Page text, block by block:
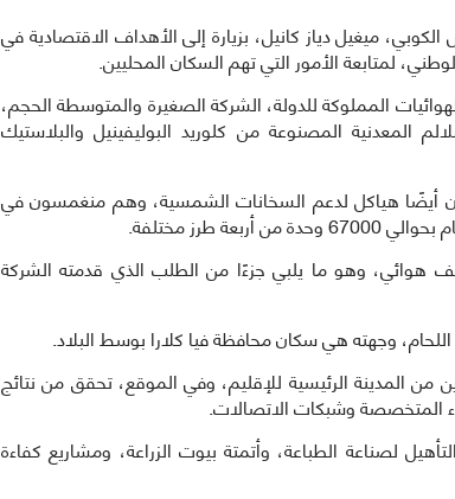
قام الرئيس الكوبي، ميغيل دياز كانيل، بزيارة إلى الأهداف الاقتصادية في
لمتابعة الأمور التي تهم السكان المحليين.
المملوكة للدولة، الشركة الصغيرة والمتوسطة الحجم،
المعدنية المصنوعة من كلوريد البوليفينيل والبلاستيك
أيضًا هياكل لدعم السخانات الشمسية، وهم منغمسون في
طرز مختلفة.
الرئيس الكوبي أنهم أنتجوا في العام الماضي 90 ألف هوائي، وهو ما يلبي جزءًا من الطلب الذي قدمته الشركة
وجهته هي سكان محافظة فيا كلارا بوسط البلاد.
من المدينة الرئيسية للإقليم، وفي الموقع، تحقق من نتائج
المتخصصة وشبكات الاتصالات.
لصناعة الطباعة، وأتمتة بيوت الزراعة، ومشاريع كفاءة